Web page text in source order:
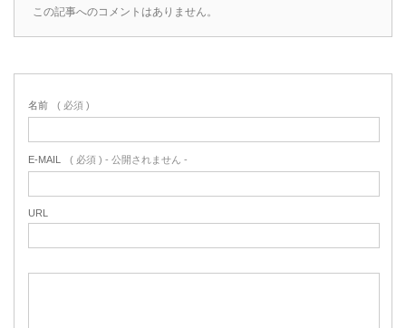
この記事へのコメントはありません。
名前 ( 必須 )
E-MAIL ( 必須 ) - 公開されません -
URL